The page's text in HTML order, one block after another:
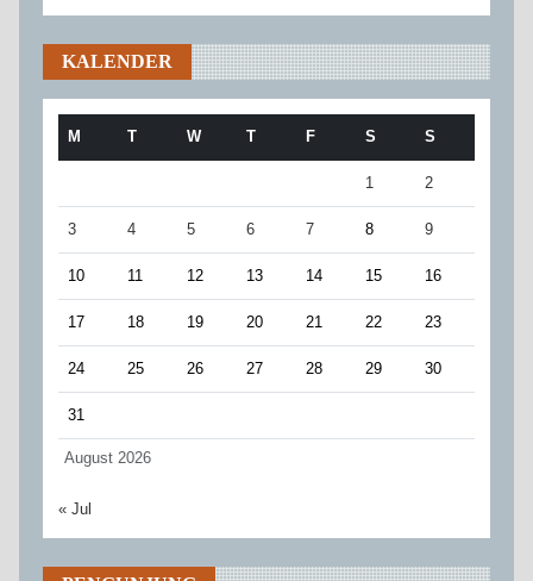
KALENDER
August 2026
M T W T F S S
1 2
3 4 5 6 7 8 9
10 11 12 13 14 15 16
17 18 19 20 21 22 23
24 25 26 27 28 29 30
31
« Jul